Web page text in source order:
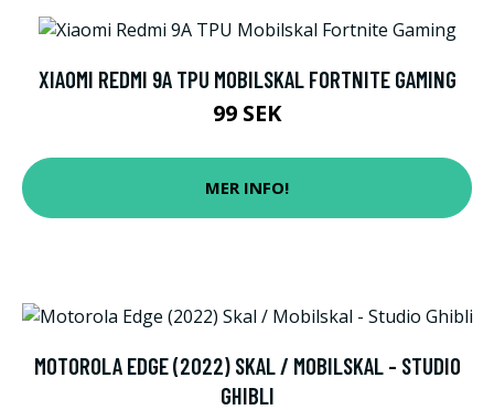
XIAOMI REDMI 9A TPU MOBILSKAL FORTNITE GAMING
99 SEK
MER INFO!
MOTOROLA EDGE (2022) SKAL / MOBILSKAL - STUDIO
GHIBLI